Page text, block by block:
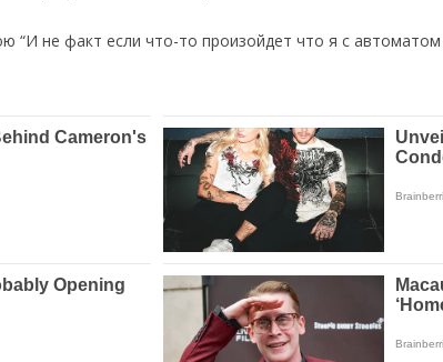
“И не факт если что-то произойдет что я с